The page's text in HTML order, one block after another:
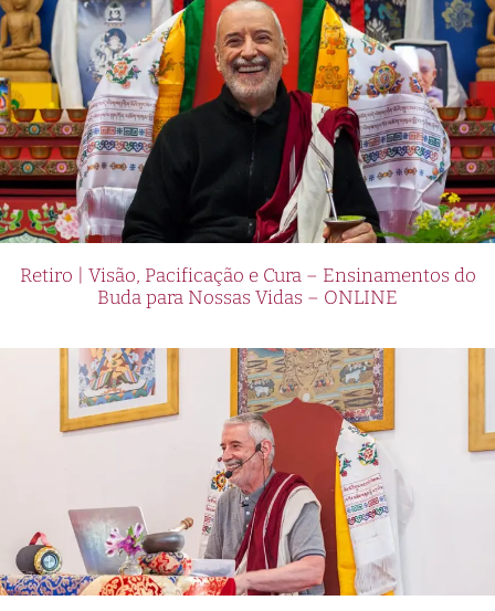
Retiro | Visão, Pacificação e Cura – Ensinamentos do
Buda para Nossas Vidas – ONLINE